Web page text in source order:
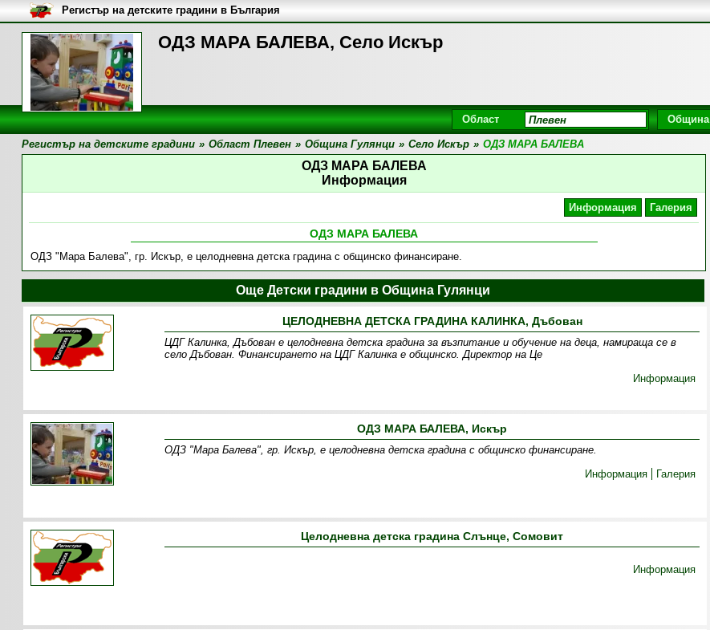
ОДЗ МАРА БАЛЕВА, Село Искър
Регистър на детските градини в България
Област Община
Регистър на детските градини » Област Плевен » Община Гулянци » Село Искър » ОДЗ МАРА БАЛЕВА
ОДЗ МАРА БАЛЕВА
Информация
Информация Галерия
ОДЗ МАРА БАЛЕВА
ОДЗ "Мара Балева", гр. Искър, е целодневна детска градина с общинско финансиране.
Още Детски градини в Община Гулянци
ЦЕЛОДНЕВНА ДЕТСКА ГРАДИНА КАЛИНКА, Дъбован
ЦДГ Калинка, Дъбован е целодневна детска градина за възпитание и обучение на деца, намираща се в
село Дъбован. Финансирането на ЦДГ Калинка е общинско. Директор на Це
Информация
ОДЗ МАРА БАЛЕВА, Искър
ОДЗ "Мара Балева", гр. Искър, е целодневна детска градина с общинско финансиране.
Информация
Галерия
Целодневна детска градина Слънце, Сомовит
Информация